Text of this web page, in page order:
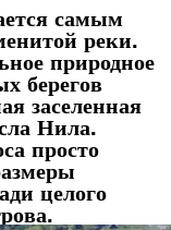
самым
реки.
природное
берегов
заселенная
Нила.
просто
целого